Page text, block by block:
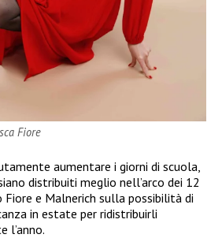
Fiore
aumentare i giorni di scuola,
distribuiti meglio nell’arco dei 12
Fiore e Malnerich sulla possibilità di
in estate per ridistribuirli
l’anno.